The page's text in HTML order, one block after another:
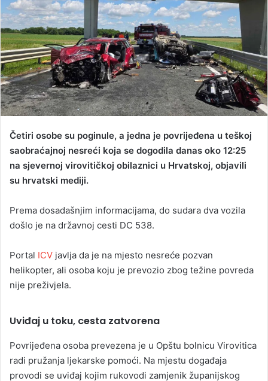
e
m
a
i
l
Četiri osobe su poginule, a jedna je povrijeđena u teškoj
saobraćajnoj nesreći koja se dogodila danas oko 12:25
na sjevernoj virovitičkoj obilaznici u Hrvatskoj, objavili
su hrvatski mediji.
Prema dosadašnjim informacijama, do sudara dva vozila
došlo je na državnoj cesti DC 538.
Portal ICV javlja da je na mjesto nesreće pozvan
helikopter, ali osoba koju je prevozio zbog težine povreda
nije preživjela.
Uviđaj u toku, cesta zatvorena
Povrijeđena osoba prevezena je u Opštu bolnicu Virovitica
radi pružanja ljekarske pomoći. Na mjestu događaja
provodi se uviđaj kojim rukovodi zamjenik županijskog